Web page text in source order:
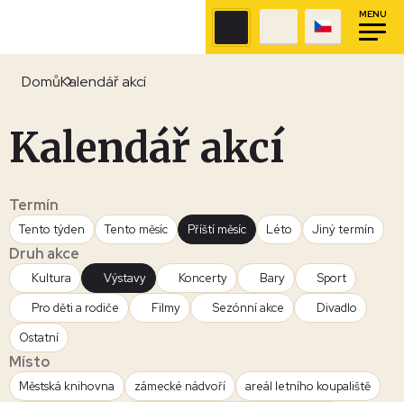
MENU
DomůKalendář akcí
Kalendář akcí
Termín
Tento týden Tento měsíc Příští měsíc Léto Jiný termín
Druh akce
Kultura Výstavy Koncerty Bary
Sport
Pro děti a rodiče
Filmy Sezónní akce
Divadlo
Ostatní
Místo
Městská knihovna zámecké nádvoří
areál letního koupaliště